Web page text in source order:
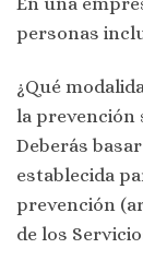
personas
¿Qué
la prevención
Deberás
establecida
prevención
de los